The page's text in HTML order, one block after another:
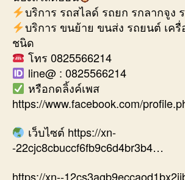
บริการ รถสไลด์ รถยก รกลากจูง
บริการ ขนย้าย ขนส่ง รถยนต์ เค
ชนิด
โทร 0825566214
line@ : 0825566214
หรือกดลิ้งค์เพส
https://www.facebook.com/
เว็บไซต์ https://xn-
-22cjc8cbuccf6fb9c6d4br3b4…
https://xn--